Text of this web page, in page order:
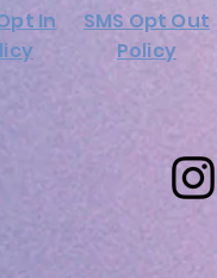
In
SMS Opt Out
Policy